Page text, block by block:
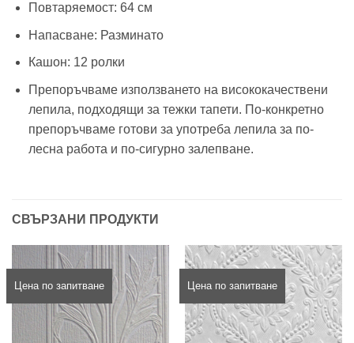
Повтаряемост: 64 см
Напасване: Разминато
Кашон: 12 ролки
Препоръчваме използването на висококачествени
лепила, подходящи за тежки тапети. По-конкретно
препоръчваме готови за употреба лепила за по-
лесна работа и по-сигурно залепване.
СВЪРЗАНИ ПРОДУКТИ
Цена по запитване Цена по запитване